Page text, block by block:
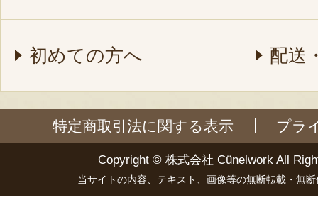
初めての方へ 配送
特定商取引法に関する表示 プラ
Copyright © 株式会社 Cünelwork All
当サイトの内容、テキスト、画像等の無断転載・無